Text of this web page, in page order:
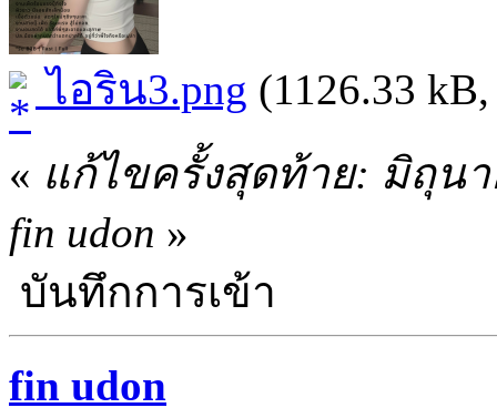
ไอริน3.png (1126.33
« แก้ไขครั้งสุดท้าย: มิถุนา
fin udon »
บันทึกการเข้า
fin udon